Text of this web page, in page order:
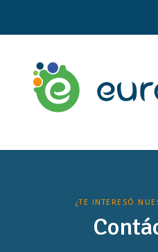
¿TE INTERESÓ